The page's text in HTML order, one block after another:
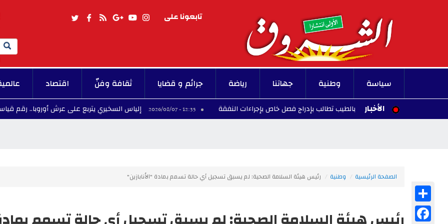
تابعونا على
Search
سياسة وطنية جهاتنا رياضة جرائم و قضايا ثقافة وفنّ اقتصاد
الأخبار
المحامية أسماء بالطيب تطالب بإدراج فصل خاص بإجراءات النفقة 12:35 - 2026/08/07 إلياس السخيري يتربع على عرش أوروبا.. رقم قياسي يضع
الصفحة الرئيسية وطنية رئيس هيئة السلامة الصحية: لم يسبق تسجيل أي حالة تسمم بمادة "الأنابازين"
Facebook